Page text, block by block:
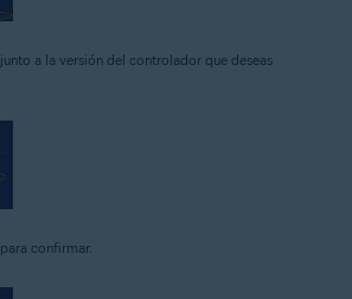
junto a la versión del controlador que deseas
para confirmar.